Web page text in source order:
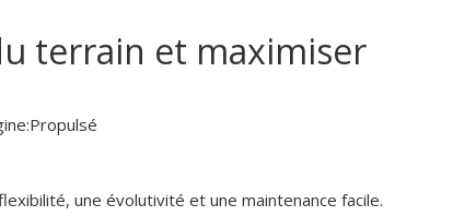
terrain et maximiser
Propulsé
une évolutivité et une maintenance facile.